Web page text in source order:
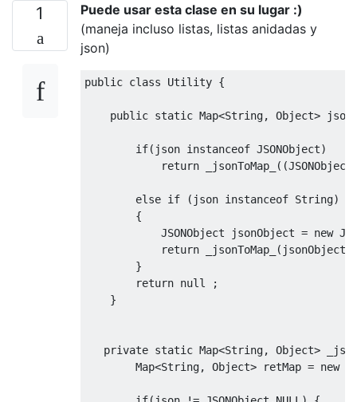
1
Puede usar esta clase en su lugar :)
(maneja incluso listas, listas anidadas y
json)
public class Utility {
public static Map<String, Object>
if( json instanceof JSONObject)
return _jsonToMap_ ((JSONObject
else if ( json instanceof String)
{
JSONObject jsonObject = new
return _jsonToMap_ ( jsonObject
}
return null
;
}
private static Map<String, Object>
Map<String, Object> retMap = new